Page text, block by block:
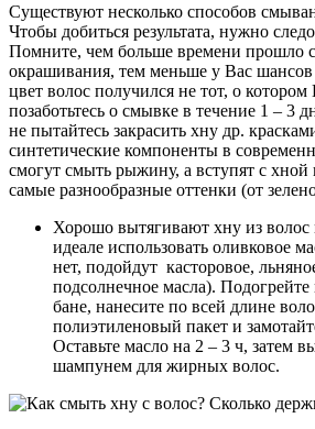
Существуют несколько способов
Чтобы добиться результата, нужно
Помните, чем больше времени прошло
окрашивания, тем меньше у Вас
цвет волос получился не тот, о
позаботьтесь о смывке в течение 1 – 3
не пытайтесь закрасить хну др.
синтетические компоненты в
смогут смыть рыжину, а вступят с
самые разнообразные оттенки (от
Хорошо вытягивают хну из
идеале использовать оливковое
нет, подойдут касторовое,
подсолнечное масла).
бане, нанесите по всей длине
полиэтиленовый пакет и
Оставьте масло на 2 – 3 ч, затем
шампунем для жирных волос.